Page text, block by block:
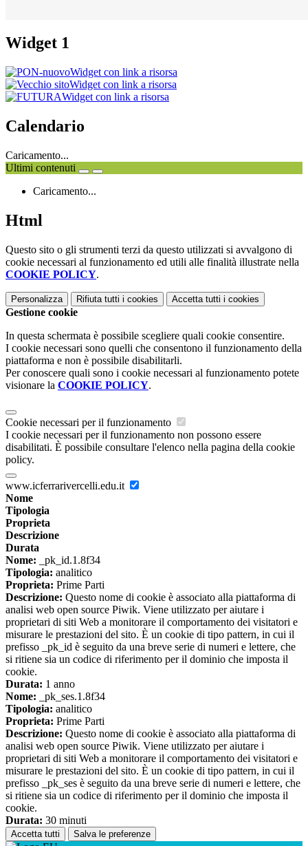
Widget 1
Widget con link a risorsa
Widget con link a risorsa
Widget con link a risorsa
Calendario
Caricamento...
Ultimi contenuti
Caricamento...
Html
Questo sito o gli strumenti terzi da questo utilizzati si avvalgono di
cookie necessari al funzionamento ed utili alle finalità illustrate nella
COOKIE POLICY.
Personalizza Rifiuta tutti i cookies Accetta tutti i cookies
Gestione cookie
In questa schermata è possibile scegliere quali cookie consentire.
I cookie necessari sono quelli che consentono il funzionamento della
piattaforma e non è possibile disabilitarli.
Per conoscere quali sono i cookie necessari al funzionamento potete
visionare la COOKIE POLICY.
Cookie necessari per il funzionamento
I cookie necessari per il funzionamento non possono essere
disabilitati. È possibile consultare l'elenco nella pagina della cookie
policy.
www.icferrarivercelli.edu.it
Nome
Tipologia
Proprieta
Descrizione
Durata
Nome: _pk_id.1.8f34
Tipologia: analitico
Proprieta: Prime Parti
Descrizione: Questo nome di cookie è associato alla piattaforma di
analisi web open source Piwik. Viene utilizzato per aiutare i
proprietari di siti Web a monitorare il comportamento dei visitatori e
misurare le prestazioni del sito. È un cookie di tipo pattern, in cui il
prefisso _pk_id è seguito da una breve serie di numeri e lettere, che
si ritiene sia un codice di riferimento per il dominio che imposta il
cookie.
Durata: 1 anno
Nome: _pk_ses.1.8f34
Tipologia: analitico
Proprieta: Prime Parti
Descrizione: Questo nome di cookie è associato alla piattaforma di
analisi web open source Piwik. Viene utilizzato per aiutare i
proprietari di siti Web a monitorare il comportamento dei visitatori e
misurare le prestazioni del sito. È un cookie di tipo pattern, in cui il
prefisso _pk_ses è seguito da una breve serie di numeri e lettere, che
si ritiene sia un codice di riferimento per il dominio che imposta il
cookie.
Durata: 30 minuti
Accetta tutti Salva le preferenze